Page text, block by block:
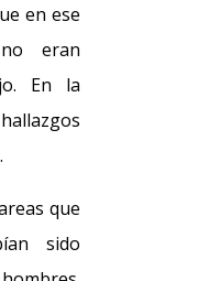
en ese
eran
En la
que
sido